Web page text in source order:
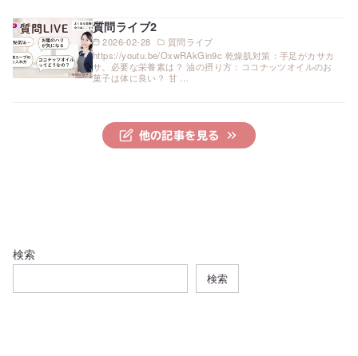
2026-02-28 質問ライブ
質問ライブ2
https://youtu.be/OxwRAkGin9c 乾燥肌対策：手足がカサカ
サ。必要な栄養素は？ 油の摂り方：ココナッツオイルのお
菓子は体に良い？ 甘 …
他の記事を見る
検索
検索